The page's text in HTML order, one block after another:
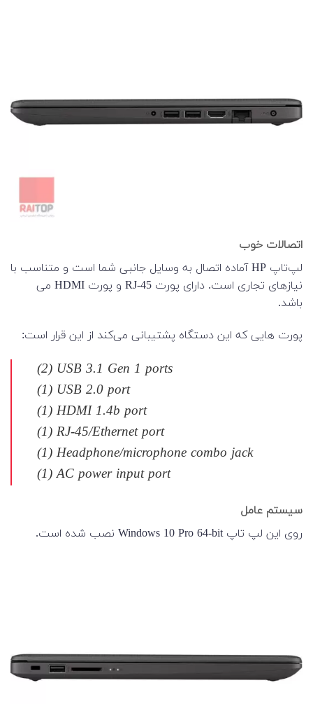
اتصالات خوب
لپ‌تاپ HP آماده اتصال به وسایل جانبی شما است و متناسب با
نیازهای تجاری است. دارای پورت RJ-45 و پورت HDMI می
باشد.
پورت هایی که این دستگاه پشتیبانی می‌کند از این قرار است:
(2) USB 3.1 Gen 1 ports
(1) USB 2.0 port
(1) HDMI 1.4b port
(1) RJ-45/Ethernet port
(1) Headphone/microphone combo jack
(1) AC power input port
سیستم عامل
روی این لپ تاپ Windows 10 Pro 64-bit نصب شده است.